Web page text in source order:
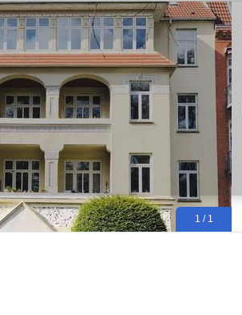
1 / 1